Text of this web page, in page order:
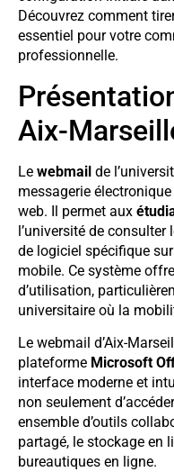
Découvrez comment
essentiel pour votre
professionnelle.
Aix-
Le webmail de
messagerie
web. Il permet aux
l’université de
de logiciel spécifique
mobile. Ce système
d’utilisation,
universitaire où la
Le webmail d’Aix-
plateforme Microsoft
interface moderne et
non seulement
ensemble d’outils
partagé, le stockage en
bureautiques en ligne.